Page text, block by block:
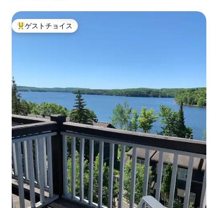
大好評のゲストチョイスです。
ゲストチョイス